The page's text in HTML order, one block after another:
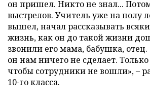
он пришел. Никто не знал...
выстрелов. Учитель уже на полу
вышел, начал рассказывать
жизнь, как он до такой жизни
звонили его мама, бабушка, отец.
он нам ничего не сделает. Только
чтобы сотрудники не вошли», –
10-го класса.